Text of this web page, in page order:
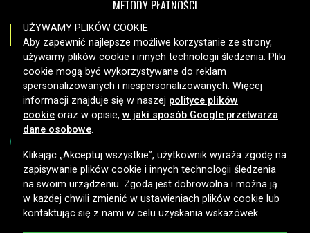
METODY PŁATNOŚCI
OPCJE DOSTAWY
Copyright © 2026, Spares Nordic AB
UŻYWAMY PLIKÓW COOKIE
Aby zapewnić najlepsze możliwe korzystanie ze strony,
używamy plików cookie i innych technologii śledzenia. Pliki
cookie mogą być wykorzystywane do reklam
spersonalizowanych i niespersonalizowanych. Więcej
informacji znajduje się w naszej polityce plików
cookie oraz w opisie, w jaki sposób Google przetwarza
dane osobowe.
Klikając „Akceptuj wszystkie”, użytkownik wyraża zgodę na
zapisywanie plików cookie i innych technologii śledzenia
na swoim urządzeniu. Zgoda jest dobrowolna i można ją
w każdej chwili zmienić w ustawieniach plików cookie lub
kontaktując się z nami w celu uzyskania wskazówek.